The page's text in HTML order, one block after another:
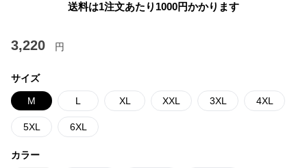
送料は1注文あたり 1000円かかります
3,220 円
サイズ
M L XL XXL 3XL 4XL
5XL 6XL
カラー